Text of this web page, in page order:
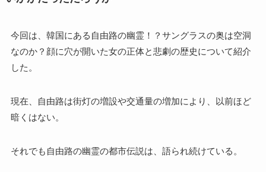
今回は、韓国にある自由路の幽霊！？サングラスの奥は空洞
なのか？顔に穴が開いた女の正体と悲劇の歴史について紹介
した。
現在、自由路は街灯の増設や交通量の増加により、以前ほど
暗くはない。
それでも自由路の幽霊の都市伝説は、語られ続けている。